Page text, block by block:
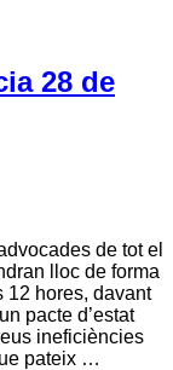
28 de
de tot el
lloc de forma
12 hores, davant
pacte d’estat
ineficiències
pateix …